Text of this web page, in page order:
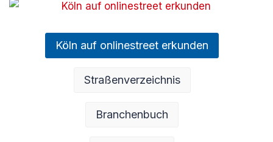
Köln auf onlinestreet erkunden
Straßenverzeichnis
Branchenbuch